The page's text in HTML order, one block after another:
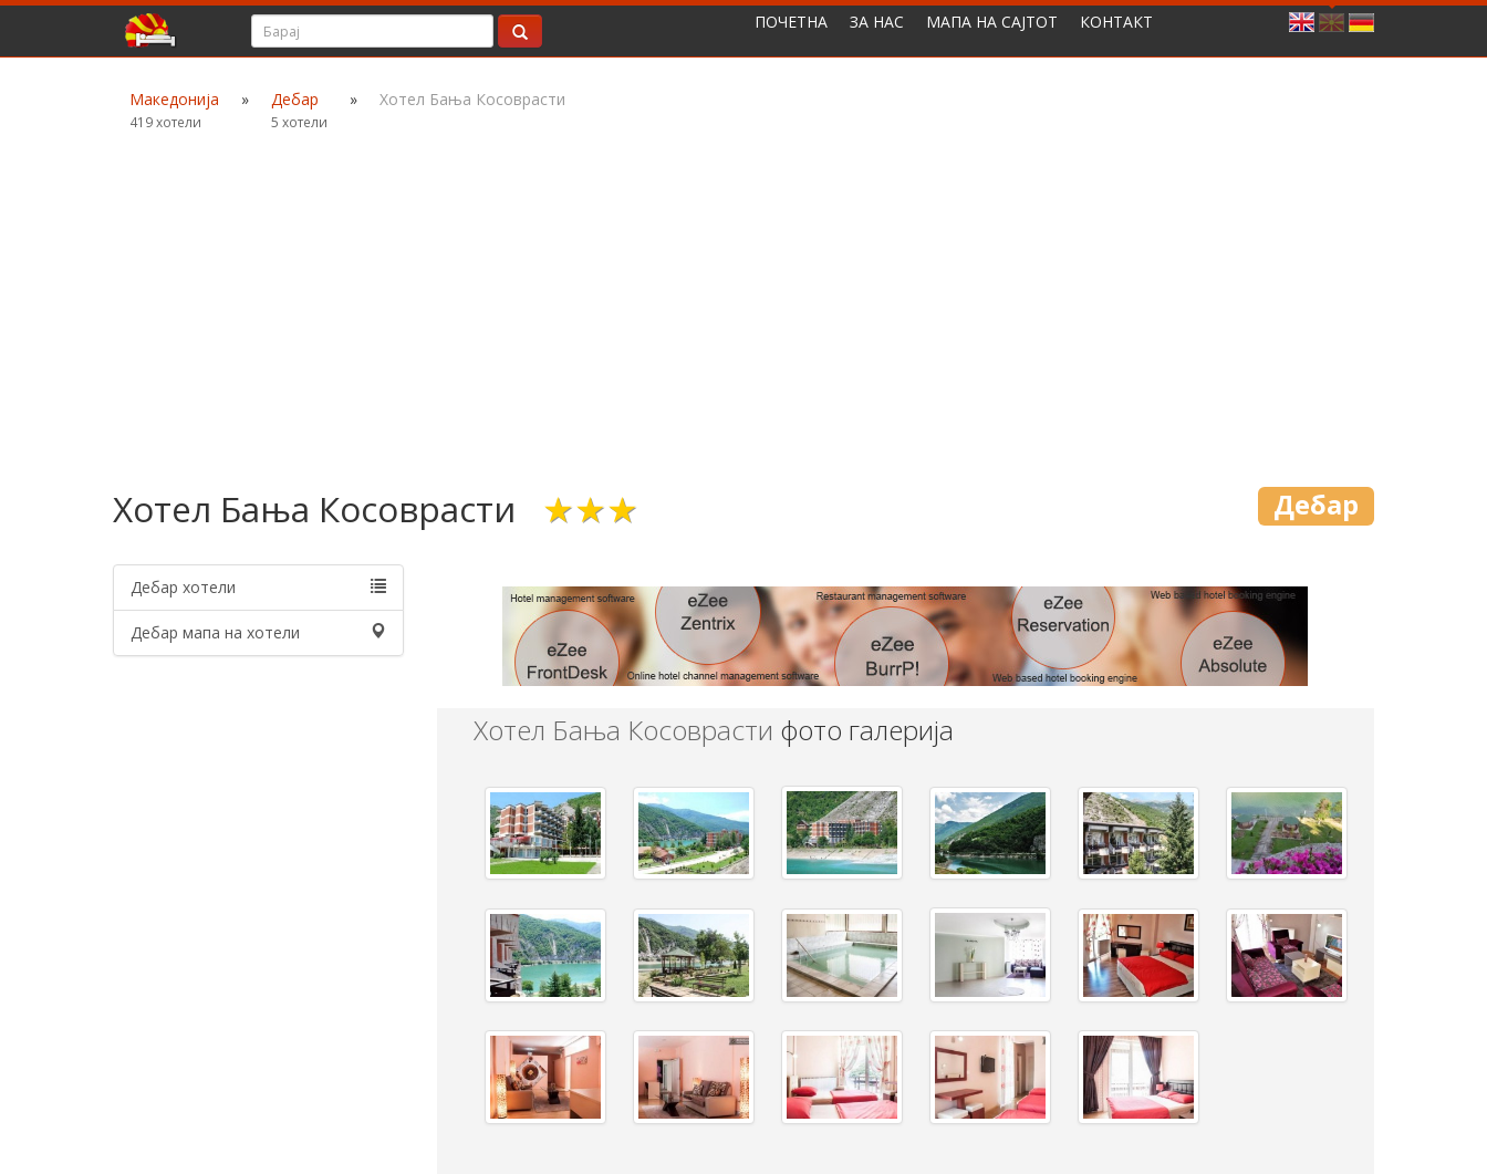
ПОЧЕТНА ЗА НАС МАПА НА САЈТОТ КОНТАКТ
Македонија
419 хотели
» Дебар
5 хотели
» Хотел Бања Косоврасти
Хотел Бања Косоврасти ★★★ Дебар
Дебар хотели
Дебар мапа на хотели
Хотел Бања Косоврасти фото галерија